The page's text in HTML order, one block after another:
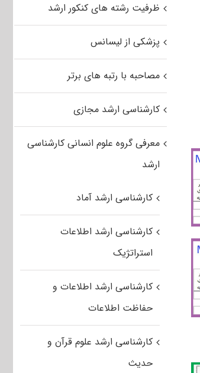
ظرفیت رشته های کنکور ارشد
پزشکی از لیسانس
مصاحبه با رتبه های برتر
کارشناسی ارشد مجازی
معرفی گروه علوم انسانی کارشناسی
ارشد
کارشناسی ارشد آماد
کارشناسی ارشد اطلاعات
استراتژیک
کارشناسی ارشد اطلاعات و
حفاظت اطلاعات
کارشناسی ارشد علوم قرآن و
حدیث